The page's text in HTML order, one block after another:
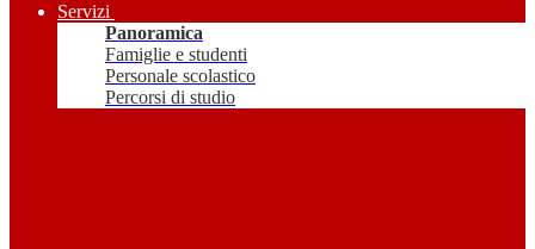
Servizi
Panoramica
Famiglie e studenti
Personale scolastico
Percorsi di studio